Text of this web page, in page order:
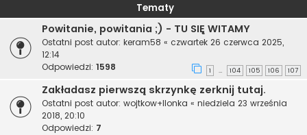
Tematy
Powitanie, powitania ;) - TU SIĘ WITAMY
Ostatni post autor: keram58 « czwartek 26 czerwca 2025,
12:14
Odpowiedzi: 1598 1 … 104 105 106 107
Zakładasz pierwszą skrzynkę zerknij tutaj.
Ostatni post autor: wojtkow+Ilonka « niedziela 23 września
2018, 20:10
Odpowiedzi: 7